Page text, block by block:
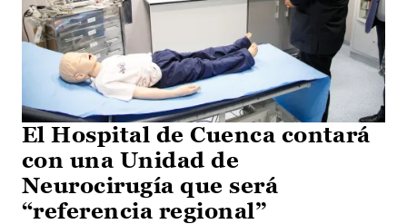
El Hospital de Cuenca contará
con una Unidad de
Neurocirugía que será
“referencia regional”